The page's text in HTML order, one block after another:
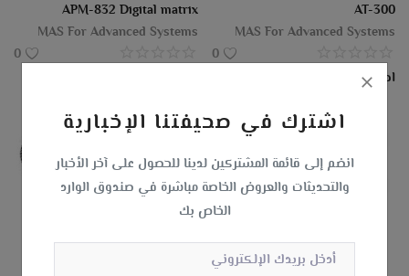
اشترك في صحيفتنا الإخبارية
انضم إلى قائمة المشتركين لدينا للحصول على آخر الأخبار
والتحديثات والعروض الخاصة مباشرة في صندوق الوارد
الخاص بك
AT-300
MAS For Advanced Systems
0
اطلب عرض سعر
APM-832 Digital matrix
MAS For Advanced Systems
0